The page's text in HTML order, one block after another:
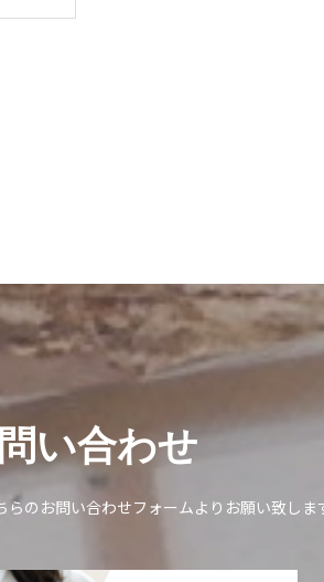
い合わせ
らのお問い合わせフォームよりお願い致しま